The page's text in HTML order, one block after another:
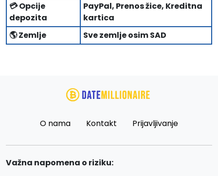
💳 Opcije
depozita
PayPal, Prenos žice, Kreditna
kartica
🌎 Zemlje
Sve zemlje osim SAD
O nama Kontakt Prijavljivanje
Važna napomena o riziku: